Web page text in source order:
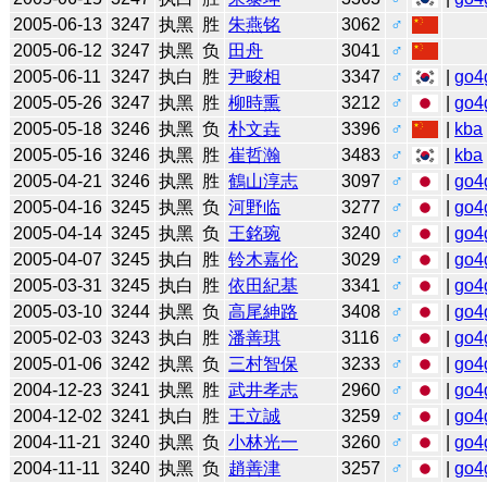
2005-06-13 3247 执黑 胜 朱燕铭 3062
♂
2005-06-12 3247 执黑 负 田舟 3041
♂
2005-06-11 3247 执白 胜 尹畯相 3347 ♂ |
2005-05-26 3247 执黑 胜 柳時熏 3212 ♂ |
2005-05-18 3246 执黑 负 朴文垚 3396 ♂ kba
2005-05-16 3246 执黑 胜 崔哲瀚 3483 ♂ kba
2005-04-21 3246 执黑 胜 鶴山淳志 3097 ♂ |
2005-04-16 3245 执黑 负 河野临 3277 ♂ |
2005-04-14 3245 执黑 负 王銘琬 3240 ♂ |
2005-04-07 3245 执白 胜 铃木嘉伦 3029 ♂ |
2005-03-31 3245 执白 胜 依田紀基 3341 ♂ |
2005-03-10 3244 执黑 负 高尾紳路 3408 ♂ |
2005-02-03 3243 执白 胜 潘善琪 3116 ♂ |
2005-01-06 3242 执黑 负 三村智保 3233 ♂ |
2004-12-23 3241 执黑 胜 武井孝志 2960 ♂ |
2004-12-02 3241 执白 胜 王立誠 3259 ♂ |
2004-11-21 3240 执黑 负 小林光一 3260 ♂ |
2004-11-11
3240 执黑 负 趙善津 3257 ♂ |